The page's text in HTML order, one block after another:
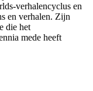
verhalencyclus en
en verhalen. Zijn
die het
mede heeft